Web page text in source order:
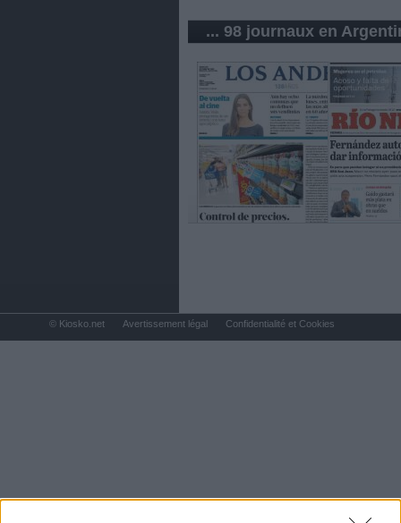
... 98 journaux en
© Kiosko.net Avertissement légal Confidentialité et Cookies